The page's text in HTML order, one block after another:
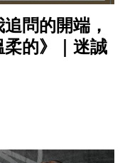
問的開端，
的》｜迷誠